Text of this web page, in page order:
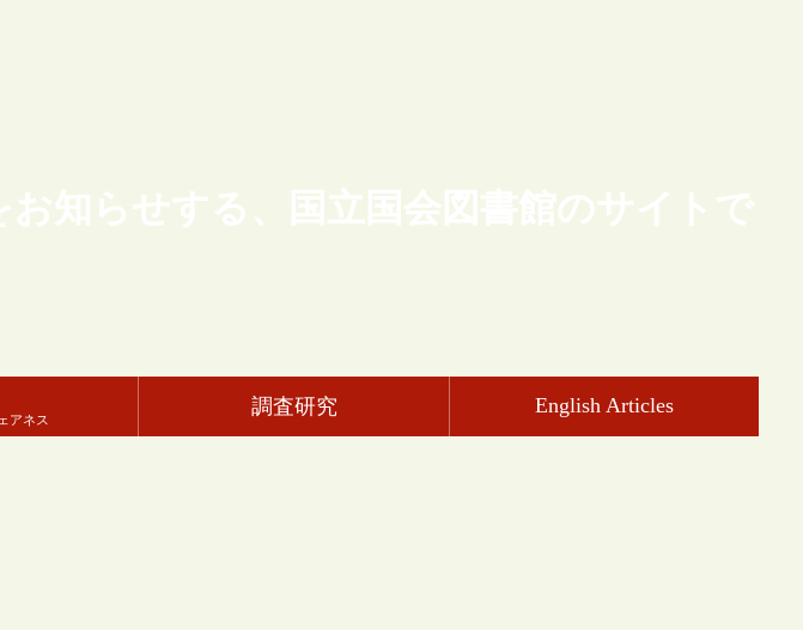
知らせする、国立国会図書館のサイトで
アネス
調査研究 English Articles